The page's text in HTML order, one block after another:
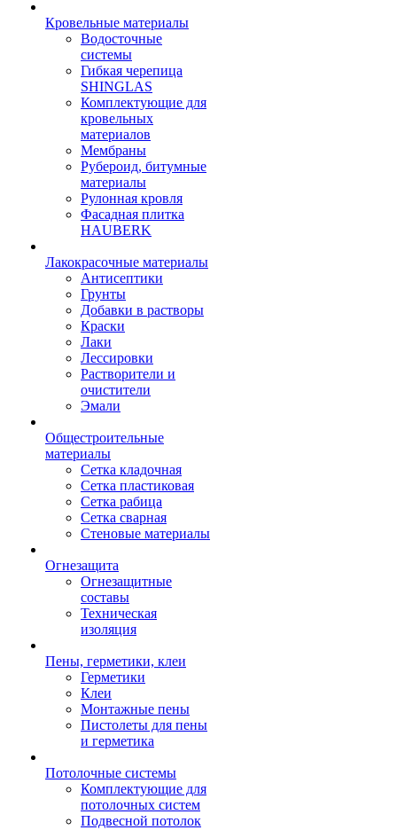
Кровельные материалы
Водосточные
системы
Гибкая черепица
SHINGLAS
Комплектующие для
кровельных
материалов
Мембраны
Рубероид, битумные
материалы
Рулонная кровля
Фасадная плитка
HAUBERK
Лакокрасочные материалы
Антисептики
Грунты
Добавки в растворы
Краски
Лаки
Лессировки
Растворители и
очистители
Эмали
Общестроительные
материалы
Сетка кладочная
Сетка пластиковая
Сетка рабица
Сетка сварная
Стеновые материалы
Огнезащита
Огнезащитные
составы
Техническая
изоляция
Пены, герметики, клеи
Герметики
Клеи
Монтажные пены
Пистолеты для пены
и герметика
Потолочные системы
Комплектующие для
потолочных систем
Подвесной потолок